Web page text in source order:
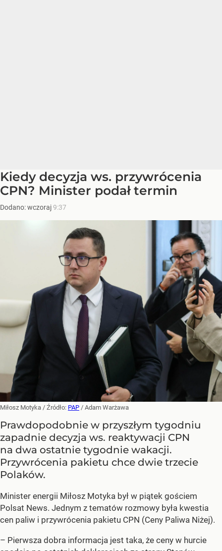
Kiedy decyzja ws. przywrócenia
CPN? Minister podał termin
Dodano:wczoraj9:37
Miłosz Motyka / Źródło: PAP / Adam Warżawa
Prawdopodobnie w przyszłym tygodniu
zapadnie decyzja ws. reaktywacji CPN
na dwa ostatnie tygodnie wakacji.
Przywrócenia pakietu chce dwie trzecie
Polaków.
Minister energii Miłosz Motyka był w piątek gościem
Polsat News. Jednym z tematów rozmowy była kwestia
cen paliw i przywrócenia pakietu CPN (Ceny Paliwa Niżej).
– Pierwsza dobra informacja jest taka, że ceny w hurcie